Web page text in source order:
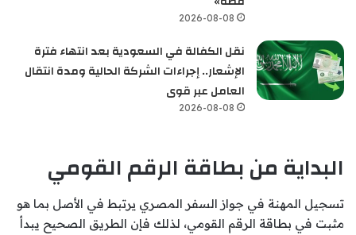
2026-08-08
نقل الكفالة في السعودية بعد انتهاء فترة
الإشعار.. إجراءات الشركة الحالية ومدة انتقال
العامل عبر قوى
2026-08-08
البداية من بطاقة الرقم القومي
تسجيل المهنة في جواز السفر المصري يرتبط في الأصل بما هو
مثبت في بطاقة الرقم القومي، لذلك فإن الطريق الصحيح يبدأ